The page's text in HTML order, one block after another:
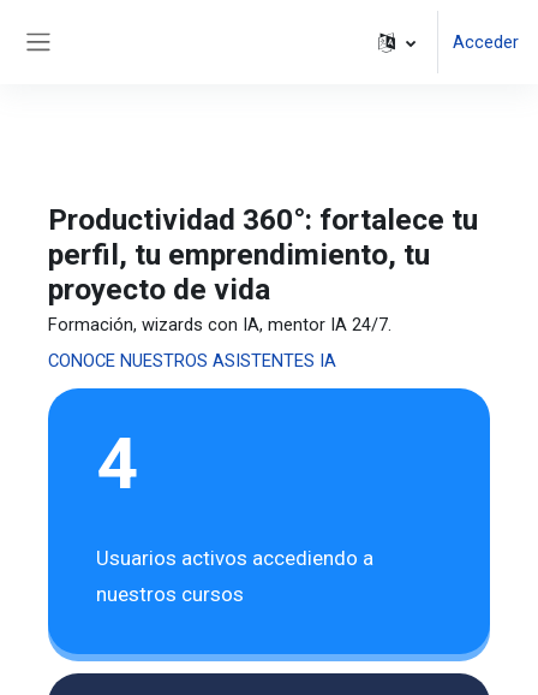
Acceder
Productividad 360°: fortalece tu
perfil, tu emprendimiento, tu
proyecto de vida
Formación, wizards con IA, mentor IA 24/7.
CONOCE NUESTROS ASISTENTES IA
4
Usuarios activos accediendo a
nuestros cursos